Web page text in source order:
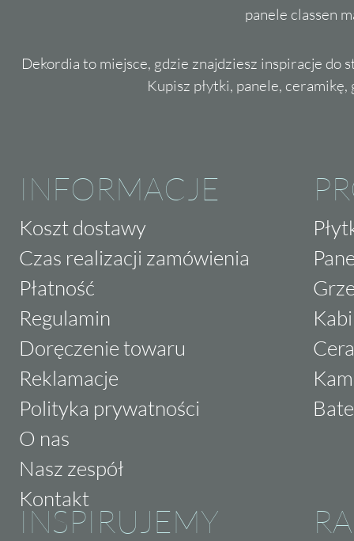
panele classen
Dekordia to miejsce, gdzie znajdziesz inspiracje do
Kupisz płytki, panele,
INFORMACJE
Koszt dostawy
Czas realizacji zamówienia
Płatność
Regulamin
Doręczenie towaru
Reklamacje
Polityka prywatności
O nas
Nasz zespół
Kontakt
INSPIRUJEMY